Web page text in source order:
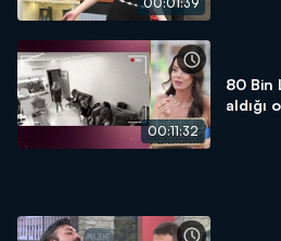
00:11:32
80 Bin
aldığı